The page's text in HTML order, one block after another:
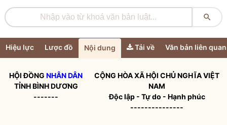

Hiệu lực Lược đồ Nội dung Tải về Văn bản liên quan
HỘI ĐỒNG NHÂN DÂN
TỈNH BÌNH DƯƠNG
-------
CỘNG HÒA XÃ HỘI CHỦ NGHĨA VIỆT
NAM
Độc lập - Tự do - Hạnh phúc
---------------